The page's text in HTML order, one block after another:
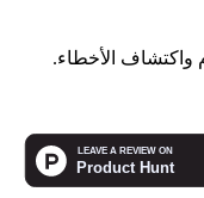
واكتشاف الأخطاء.